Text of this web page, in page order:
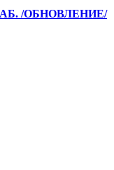
/ОБНОВЛЕНИЕ/